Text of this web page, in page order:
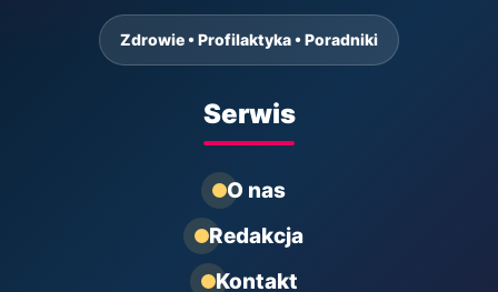
Zdrowie • Profilaktyka • Poradniki
Serwis
O nas
Redakcja
Kontakt